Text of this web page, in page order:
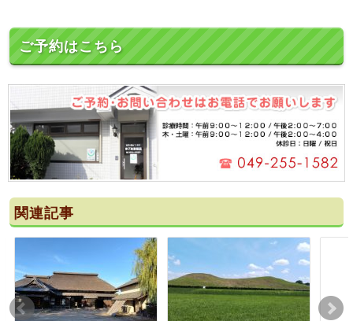
ご予約はこちら
関連記事